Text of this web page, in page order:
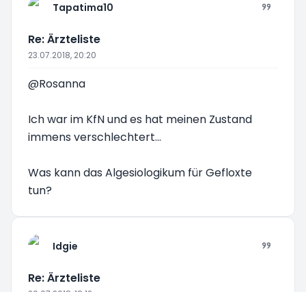
Tapatima10
Re: Ärzteliste
23.07.2018, 20:20
@Rosanna
Ich war im KfN und es hat meinen Zustand
immens verschlechtert...
Was kann das Algesiologikum für Gefloxte
tun?
Idgie
Re: Ärzteliste